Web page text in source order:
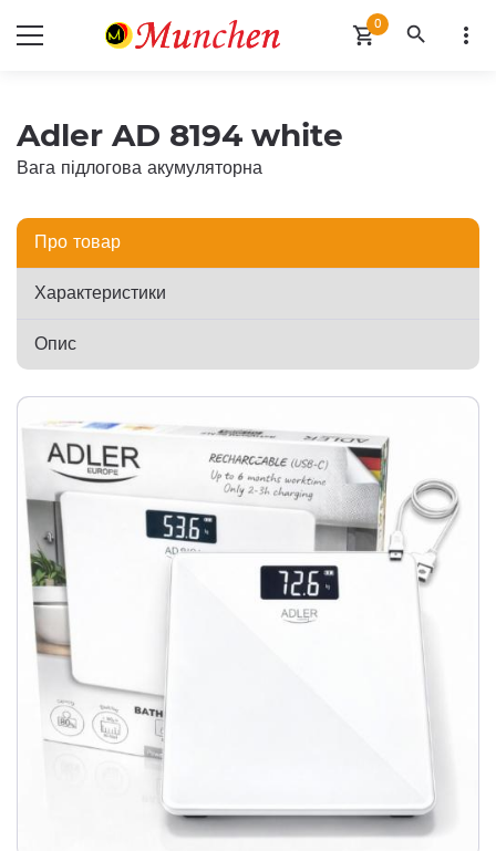
shopping_cart0 search more_vert
Adler AD 8194 white
Вага підлогова акумуляторна
Про товар
Характеристики
Опис